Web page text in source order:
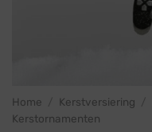
Home Kerstversiering
Kerstornamenten